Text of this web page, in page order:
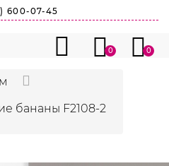
600-07-45
0 0
бананы F2108-2